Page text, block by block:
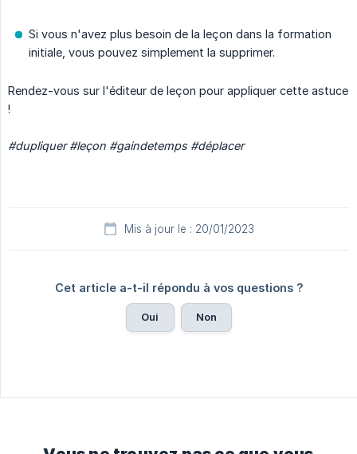
Si vous n'avez plus besoin de la leçon dans la formation
initiale, vous pouvez simplement la supprimer.
Rendez-vous sur l'éditeur de leçon pour appliquer cette astuce
!
#dupliquer #leçon #gaindetemps #déplacer
Mis à jour le : 20/01/2023
Cet article a-t-il répondu à vos questions ?
Oui Non